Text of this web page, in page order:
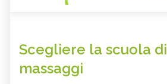
Scegliere la scuola di
massaggi